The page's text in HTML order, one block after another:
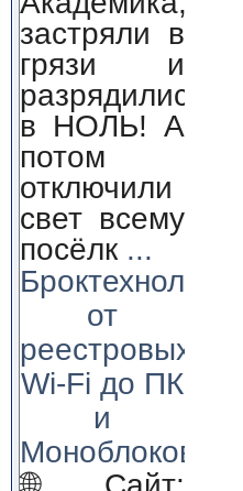
застряли в
грязи и
разрядились
в НОЛЬ! А
потом
отключили
свет всему
посёлк ...
от
реестровых
Wi-Fi до ПК
и
Моноблоков!